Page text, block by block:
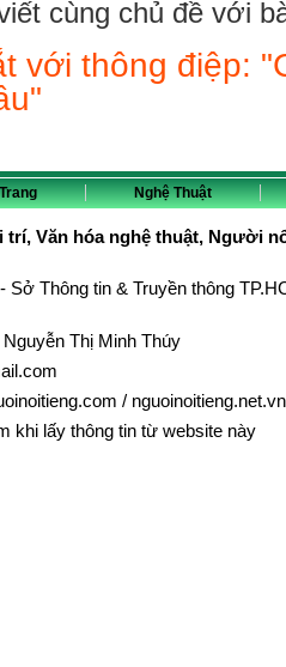
cùng chủ đề với
với thông điệp:
Nghệ Thuật
Văn hóa nghệ thuật, Người
Thông tin & Truyền thông
Thị Minh Thúy
/ nguoinoitieng.net.vn
khi lấy thông tin từ website này